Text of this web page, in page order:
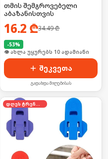
თმის შემგროვებელი
აბაზანისთვის
16.2 ₾34.49₾
-53%
🛒 ბოლო 24სთ-ში იყიდა 11-მა
შეკვეთა
გადახდა მიღებისას
დღეს ტრენდში